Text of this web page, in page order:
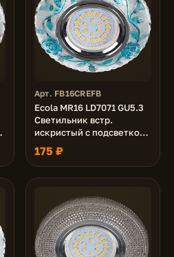
Арт. FB16CREFB
Ecola MR16 LD7071 GU5.3
Светильник встр.
искристый с подсветкой
"Розы" Прозрачный и
Голубой / Хром 25x95
175 ₽